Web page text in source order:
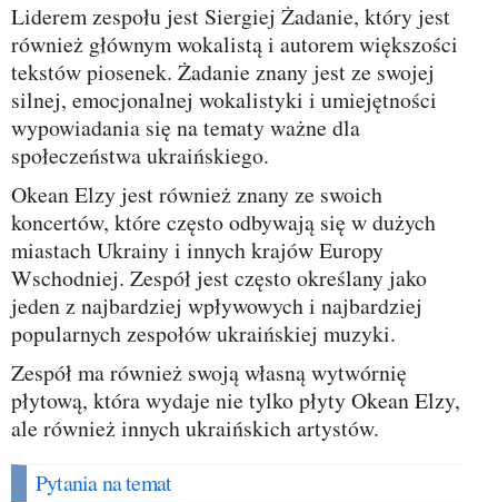
Liderem zespołu jest Siergiej Żadanie, który jest
również głównym wokalistą i autorem większości
tekstów piosenek. Żadanie znany jest ze swojej
silnej, emocjonalnej wokalistyki i umiejętności
wypowiadania się na tematy ważne dla
społeczeństwa ukraińskiego.
Okean Elzy jest również znany ze swoich
koncertów, które często odbywają się w dużych
miastach Ukrainy i innych krajów Europy
Wschodniej. Zespół jest często określany jako
jeden z najbardziej wpływowych i najbardziej
popularnych zespołów ukraińskiej muzyki.
Zespół ma również swoją własną wytwórnię
płytową, która wydaje nie tylko płyty Okean Elzy,
ale również innych ukraińskich artystów.
Pytania na temat